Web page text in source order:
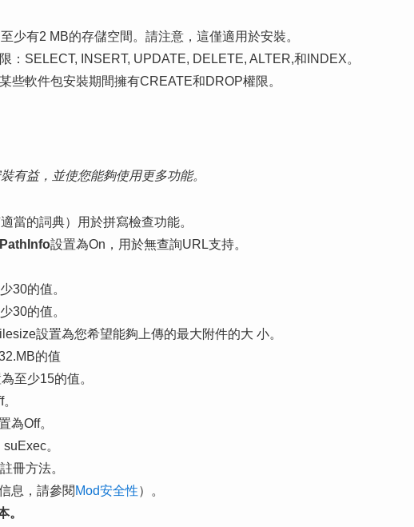
少有2 MB的存儲空間。請注意，這僅適用於安裝。
：SELECT, INSERT, UPDATE, DELETE, ALTER,和INDEX。
些軟件包安裝期間擁有CREATE和DROP權限。
有益，並使您能夠使用更多功能。
當的詞典）用於拼寫檢查功能。
設置為On，用於無查詢URL支持。
30的值。
30的值。
設置為您希望能夠上傳的最大附件的大 小。
的值
至少15的值。
為Off。
。
註冊方法。
息，請參閱 Mod安全性）。
。